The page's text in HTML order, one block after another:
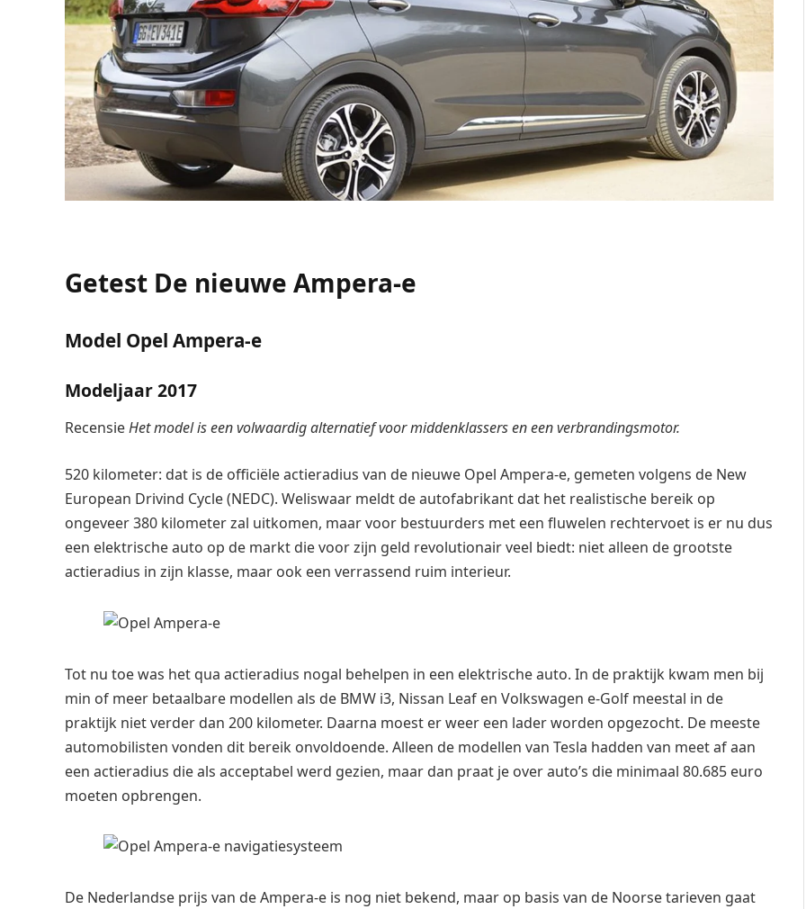
Getest De nieuwe Ampera-e
Model Opel Ampera-e
Modeljaar2017
RecensieHet model is een volwaardig alternatief voor middenklassers en een verbrandingsmotor.
520 kilometer: dat is de officiële actieradius van de nieuwe Opel Ampera-e, gemeten volgens de New
European Drivind Cycle (NEDC). Weliswaar meldt de autofabrikant dat het realistische bereik op
ongeveer 380 kilometer zal uitkomen, maar voor bestuurders met een fluwelen rechtervoet is er nu dus
een elektrische auto op de markt die voor zijn geld revolutionair veel biedt: niet alleen de grootste
actieradius in zijn klasse, maar ook een verrassend ruim interieur.
Tot nu toe was het qua actieradius nogal behelpen in een elektrische auto. In de praktijk kwam men bij
min of meer betaalbare modellen als de BMW i3, Nissan Leaf en Volkswagen e-Golf meestal in de
praktijk niet verder dan 200 kilometer. Daarna moest er weer een lader worden opgezocht. De meeste
automobilisten vonden dit bereik onvoldoende. Alleen de modellen van Tesla hadden van meet af aan
een actieradius die als acceptabel werd gezien, maar dan praat je over auto’s die minimaal 80.685 euro
moeten opbrengen.
De Nederlandse prijs van de Ampera-e is nog niet bekend, maar op basis van de Noorse tarieven gaat